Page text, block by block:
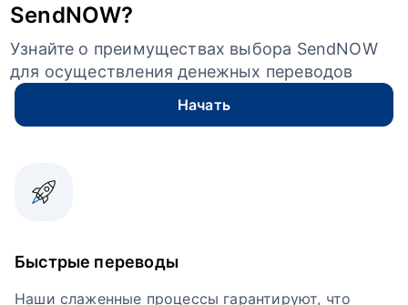
SendNOW?
Узнайте о преимуществах выбора SendNOW
для осуществления денежных переводов
Начать
Быстрые переводы
Наши слаженные процессы гарантируют, что